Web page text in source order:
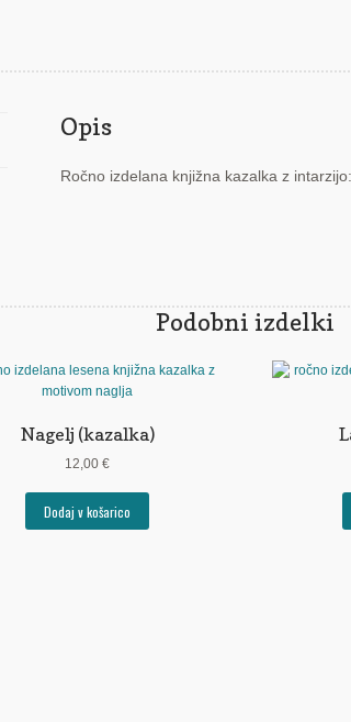
Opis
Ročno izdelana knjižna kazalka z
Podobni izdelki
Nagelj (kazalka)
12,00€
Dodaj v košarico